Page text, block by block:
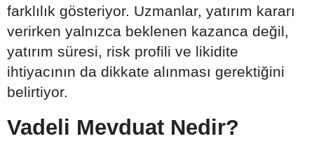
farklılık gösteriyor. Uzmanlar, yatırım kararı
verirken yalnızca beklenen kazanca değil,
yatırım süresi, risk profili ve likidite
ihtiyacının da dikkate alınması gerektiğini
belirtiyor.
Vadeli Mevduat Nedir?